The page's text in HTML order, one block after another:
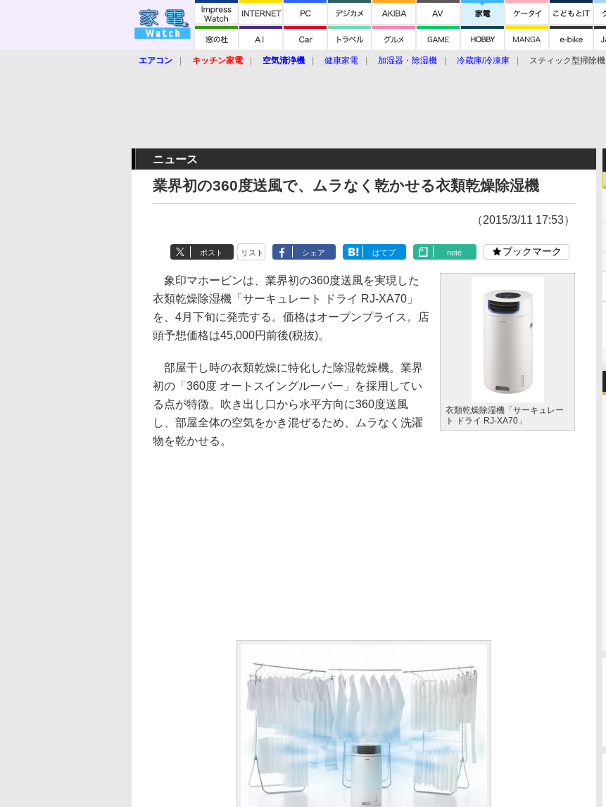
エアコン キッチン家電 空気清浄機 健康家電 加湿器・除湿機 冷蔵庫/冷凍庫 スティック型掃除機
ニュース
業界初の360度送風で、ムラなく乾かせる衣類乾燥除湿機
（2015/3/11 17:53）
ポスト リスト シェア はてブ note ブックマーク
衣類乾燥除湿機「サーキュレー
ト ドライ RJ-XA70」
象印マホービンは、業界初の360度送風を実現した
衣類乾燥除湿機「サーキュレート ドライ RJ-XA70」
を、4月下旬に発売する。価格はオープンプライス。店
頭予想価格は45,000円前後(税抜)。
部屋干し時の衣類乾燥に特化した除湿乾燥機。業界
初の「360度 オートスイングルーバー」を採用してい
る点が特徴。吹き出し口から水平方向に360度送風
し、部屋全体の空気をかき混ぜるため、ムラなく洗濯
物を乾かせる。